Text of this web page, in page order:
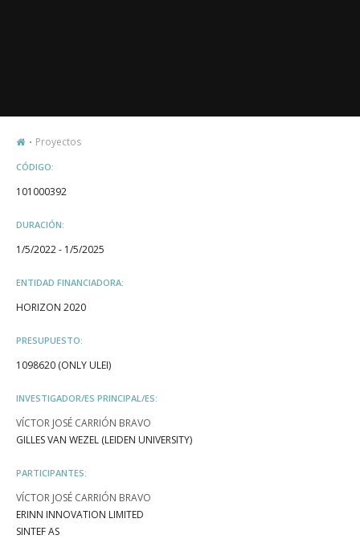
Proyectos
CÓDIGO:
101000392
DURACIÓN:
1/5/2022 - 1/5/2025
ENTIDAD FINANCIADORA:
HORIZON 2020
PRESUPUESTO:
1098620 (ONLY ULEI)
INVESTIGADOR/ES PRINCIPAL/ES:
VÍCTOR JOSÉ CARRIÓN BRAVO
GILLES VAN WEZEL (LEIDEN UNIVERSITY)
PARTICIPANTES:
VÍCTOR JOSÉ CARRIÓN BRAVO
ERINN INNOVATION LIMITED
SINTEF AS